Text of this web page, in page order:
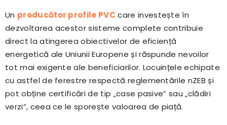
Un producător profile PVC care investește în
dezvoltarea acestor sisteme complete contribuie
direct la atingerea obiectivelor de eficiență
energetică ale Uniunii Europene și răspunde nevoilor
tot mai exigente ale beneficiarilor. Locuințele echipate
cu astfel de ferestre respectă reglementările nZEB și
pot obține certificări de tip „case pasive” sau „clădiri
verzi”, ceea ce le sporește valoarea de piață.